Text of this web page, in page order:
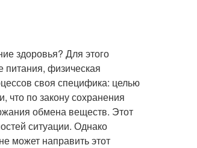
здоровья? Для этого
питания, физическая
своя специфика: целью
что по закону сохранения
обмена веществ. Этот
ситуации. Однако
может направить этот